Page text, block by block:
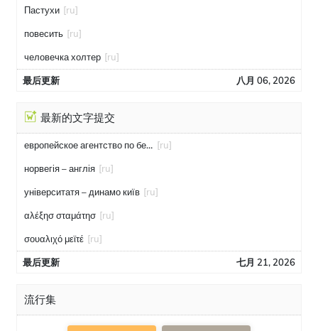
Пастухи [ru]
повесить [ru]
человечка холтер [ru]
最后更新 八月 06, 2026
最新的文字提交
европейское агентство по безопасности полётов [ru]
норвегія – англія [ru]
університатя – динамо київ [ru]
αλέξησ σταμάτησ [ru]
σουαλιχό μεϊτέ [ru]
最后更新 七月 21, 2026
流行集